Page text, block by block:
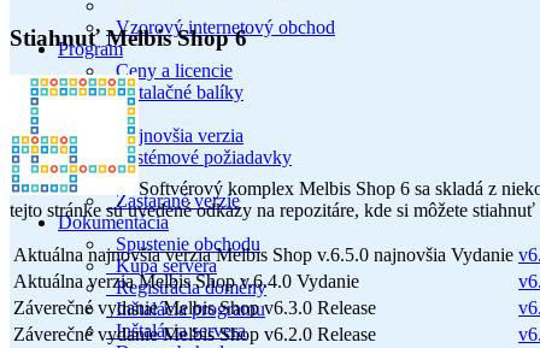
Vzorový internetový obchod
Program
Ceny a licencie
Inštalačné balíky
Najnovšia verzia
Systémové požiadavky
Zastarané verzie
Dokumentácia
Spustenie obchodu
Kúpa servera
Registrácia domény
Inštalácia programu
Inštalácia servera
Stiahnuť Melbis Shop 6
Softvérový komplex Melbis Shop 6 sa skladá z
tejto stránke sú uvedené odkazy na repozitáre, kde si môžete
Aktuálna najnovšia verzia Melbis Shop v.6.5.0 najnovšia Vydanie
Aktuálna verzia Melbis Shop v.6.4.0 Vydanie
Záverečné vydanie Melbis Shop v6.3.0 Release
Záverečné vydanie Melbis Shop v6.2.0 Release